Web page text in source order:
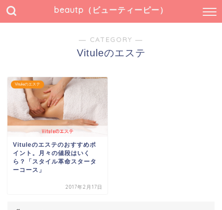
beautp（ビューティーピー）
― CATEGORY ―
Vituleのエステ
Vituleのエステ
Vituleのエステのおすすめポ
イント。月々の値段はいく
ら？「スタイル革命スタータ
ーコース」
2017年2月17日